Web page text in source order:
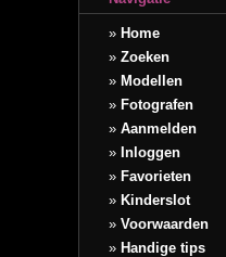
» Home
» Zoeken
» Modellen
» Fotografen
» Aanmelden
» Inloggen
» Favorieten
» Kinderslot
» Voorwaarden
» Handige tips